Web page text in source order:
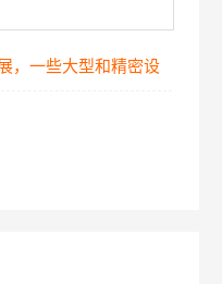
，一些大型和精密设
经部门满足大热量散
电机、电池水冷系统
精密设备就要测试不